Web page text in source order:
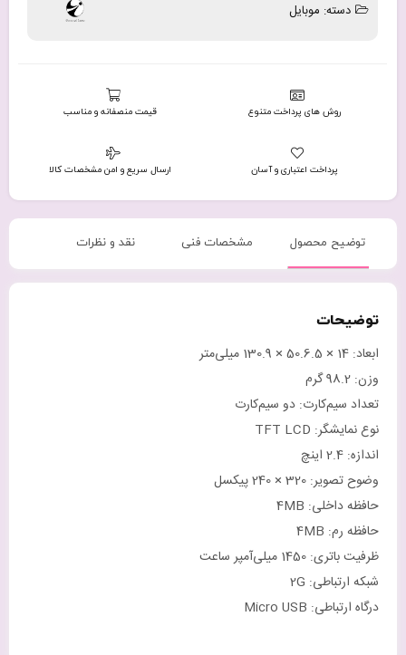
دسته: موبایل
روش های پرداخت متنوع قیمت منصفانه و مناسب
پرداخت اعتباری و آسان ارسال سریع و امن مشخصات کالا
توضیح محصول مشخصات فنی نقد و نظرات
توضیحات
ابعاد: ‎130.9 × 50.6.5 × 14 میلی‌متر
وزن: ‎98.2 گرم
تعداد سیم‌کارت: دو سیم‌کارت
نوع نمایشگر: TFT LCD
اندازه: ‎2.4 اینچ
وضوح تصویر: ‎240 × 320 پیکسل
حافظه داخلی: ‎4MB
حافظه رم: ‎4MB
ظرفیت باتری: ‎1450 میلی‌آمپر ساعت
شبکه ارتباطی: ‎2G
درگاه ارتباطی: Micro USB